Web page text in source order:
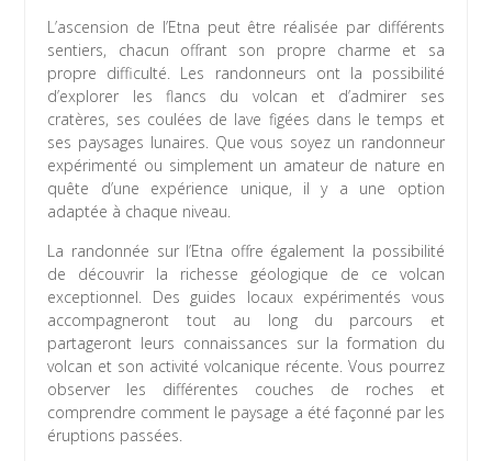
L’ascension de l’Etna peut être réalisée par différents
sentiers, chacun offrant son propre charme et sa
propre difficulté. Les randonneurs ont la possibilité
d’explorer les flancs du volcan et d’admirer ses
cratères, ses coulées de lave figées dans le temps et
ses paysages lunaires. Que vous soyez un randonneur
expérimenté ou simplement un amateur de nature en
quête d’une expérience unique, il y a une option
adaptée à chaque niveau.
La randonnée sur l’Etna offre également la possibilité
de découvrir la richesse géologique de ce volcan
exceptionnel. Des guides locaux expérimentés vous
accompagneront tout au long du parcours et
partageront leurs connaissances sur la formation du
volcan et son activité volcanique récente. Vous pourrez
observer les différentes couches de roches et
comprendre comment le paysage a été façonné par les
éruptions passées.